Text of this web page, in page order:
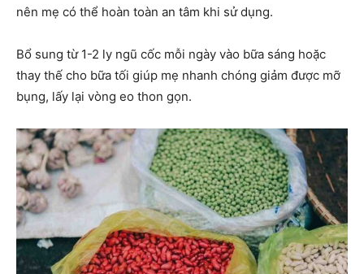
nên mẹ có thể hoàn toàn an tâm khi sử dụng.
Bổ sung từ 1-2 ly ngũ cốc mỗi ngày vào bữa sáng hoặc
thay thế cho bữa tối giúp mẹ nhanh chóng giảm được mỡ
bụng, lấy lại vòng eo thon gọn.